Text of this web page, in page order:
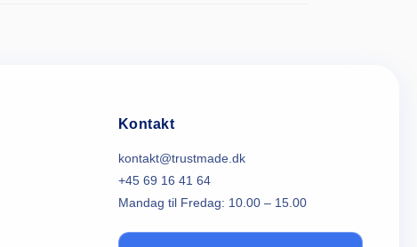
Kontakt
kontakt@trustmade.dk
+45 69 16 41 64
Mandag til Fredag: 10.00 – 15.00